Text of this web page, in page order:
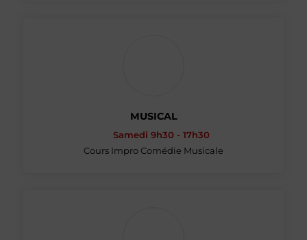
MUSICAL
Samedi 9h30 - 17h30
Cours Impro Comédie Musicale